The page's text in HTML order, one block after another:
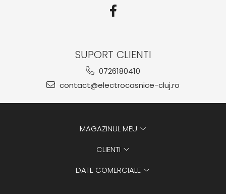
SUPORT CLIENTI
0726180410
contact@electrocasnice-cluj.ro
MAGAZINUL MEU
CLIENTI
DATE COMERCIALE